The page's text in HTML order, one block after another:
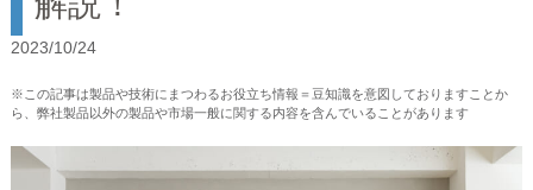
2023/10/24
※この記事は製品や技術にまつわるお役立ち情報＝豆知識を意図しておりますことか
ら、弊社製品以外の製品や市場一般に関する内容を含んでいることがあります